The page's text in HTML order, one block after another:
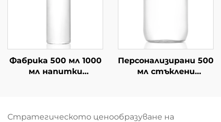
Фабрика 500 мл 1000
мл напитки
едро
Персонализирани 500
мл стъклени
Стратегическото ценообразуване на